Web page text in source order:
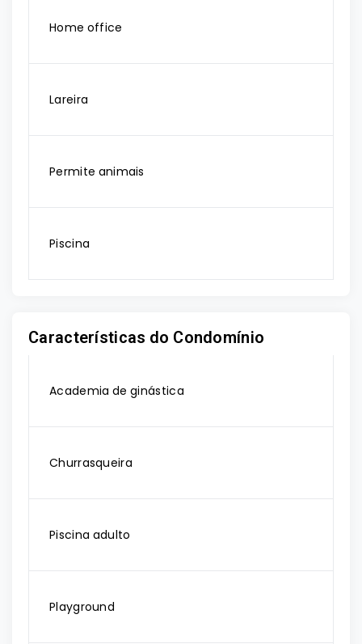
Home office
Lareira
Permite animais
Piscina
Características do Condomínio
Academia de ginástica
Churrasqueira
Piscina adulto
Playground